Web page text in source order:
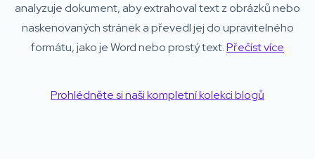
analyzuje dokument, aby extrahoval text z obrázků nebo
naskenovaných stránek a převedl jej do upravitelného
formátu, jako je Word nebo prostý text.Přečíst více
Prohlédněte si naši kompletní kolekci blogů